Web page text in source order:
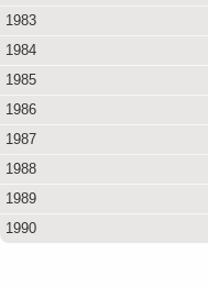
1983
1984
1985
1986
1987
1988
1989
1990